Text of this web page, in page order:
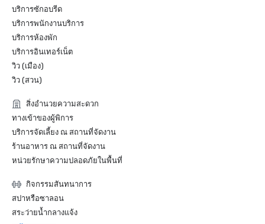
- รางวัลร้านอาหารโรงแรมยอดนิยมในงาน Hungry Hub Red
Table Awards
- โรงแรมใหม่ที่ดีที่สุดในประเทศไทย ประจำปี 2023" โดย
Travel + Leisure Asia
บริการซักอบรีด
บริการพนักงานบริการ
บริการห้องพัก
บริการอินเทอร์เน็ต
วิว (เมือง)
วิว (สวน)
สิ่งอำนวยความสะดวก
ทางเข้าของผู้พิการ
บริการจัดเลี้ยง ณ สถานที่จัดงาน
ร้านอาหาร ณ สถานที่จัดงาน
หน่วยรักษาความปลอดภัยในพื้นที่
กิจกรรมสันทนาการ
สปาหรือซาลอน
สระว่ายน้ำกลางแจ้ง